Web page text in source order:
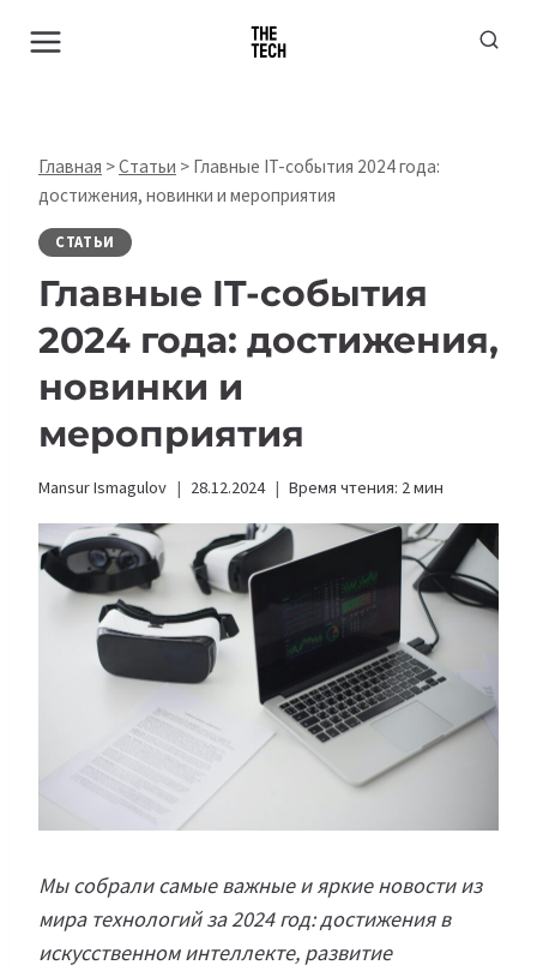
Главная >Статьи > Главные IT-события 2024 года:
достижения, новинки и мероприятия
СТАТЬИ
Главные IT-события
2024 года: достижения,
новинки и
мероприятия
Mansur Ismagulov 28.12.2024 Время чтения: 2мин
Мы собрали самые важные и яркие новости из
мира технологий за 2024 год: достижения в
искусственном интеллекте, развитие